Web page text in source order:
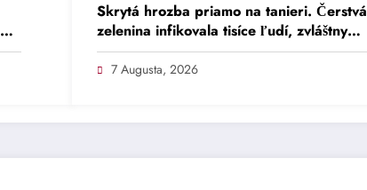
Skrytá hrozba priamo na tanieri. Čerstvá
zelenina infikovala tisíce ľudí, zvláštny
parazit si vyžiadal prvé obete.
7 Augusta, 2026